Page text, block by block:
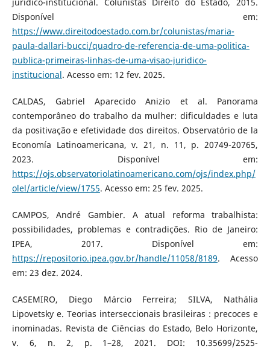
Disponível em:
https://www.direitodoestado.com.br/colunistas/maria-
paula-dallari-bucci/quadro-de-referencia-de-uma-politica-
publica-primeiras-linhas-de-uma-visao-juridico-
institucional. Acesso em: 12 fev. 2025.
CALDAS, Gabriel Aparecido Anizio et al. Panorama
contemporâneo do trabalho da mulher: dificuldades e luta
da positivação e efetividade dos direitos. Observatório de la
Economía Latinoamericana, v. 21, n. 11, p. 20749-20765,
2023. Disponível em:
https://ojs.observatoriolatinoamericano.com/ojs/index.php/
olel/article/view/1755. Acesso em: 25 fev. 2025.
CAMPOS, André Gambier. A atual reforma trabalhista:
possibilidades, problemas e contradições. Rio de Janeiro:
IPEA, 2017. Disponível em:
https://repositorio.ipea.gov.br/handle/11058/8189. Acesso
em: 23 dez. 2024.
CASEMIRO, Diego Márcio Ferreira; SILVA, Nathália
Lipovetsky e. Teorias interseccionais brasileiras : precoces e
inominadas. Revista de Ciências do Estado, Belo Horizonte,
v. 6, n. 2, p. 1–28, 2021. DOI: 10.35699/2525-